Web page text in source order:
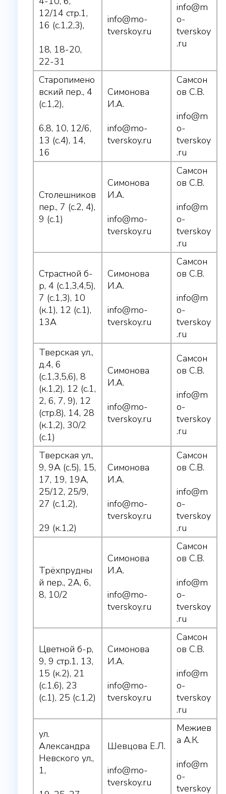
12/14 стр.1,
16 (с.1,2,3),
18, 18-20,
22-31
info@mo-
tverskoy.ru
info@m
o-
tverskoy
.ru
Старопимено
вский пер., 4
(с.1,2),
6,8, 10, 12/6,
13 (с.4), 14,
16
Симонова
И.А.
info@mo-
tverskoy.ru
Самсон
ов С.В.
info@m
o-
tverskoy
.ru
Столешников
пер., 7 (с.2, 4),
9 (с.1)
Симонова
И.А.
info@mo-
tverskoy.ru
Самсон
ов С.В.
info@m
o-
tverskoy
.ru
Страстной б-
р, 4 (с.1,3,4,5),
7 (с.1,3), 10
(к.1), 12 (с.1),
13А
Симонова
И.А.
info@mo-
tverskoy.ru
Самсон
ов С.В.
info@m
o-
tverskoy
.ru
Тверская ул.,
д.4, 6
(с.1,3,5,6), 8
(к.1,2), 12 (с.1,
2, 6, 7, 9), 12
(стр.8), 14, 28
(к.1,2), 30/2
(с.1)
Симонова
И.А.
info@mo-
tverskoy.ru
Самсон
ов С.В.
info@m
o-
tverskoy
.ru
Тверская ул.,
9, 9А (с.5), 15,
17, 19, 19А,
25/12, 25/9,
27 (с.1,2),
29 (к.1,2)
Симонова
И.А.
info@mo-
tverskoy.ru
Самсон
ов С.В.
info@m
o-
tverskoy
.ru
Трёхпрудны
й пер., 2А, 6,
8, 10/2
Симонова
И.А.
info@mo-
tverskoy.ru
Самсон
ов С.В.
info@m
o-
tverskoy
.ru
Цветной б-р,
9, 9 стр.1, 13,
15 (к.2), 21
(с.1,6), 23
(с.1), 25 (с.1,2)
Симонова
И.А.
info@mo-
tverskoy.ru
Самсон
ов С.В.
info@m
o-
tverskoy
.ru
ул.
Александра
Невского ул.,
1,
Шевцова Е.Л.
info@mo-
tverskoy.ru
Межиев
а А.К.
info@m
o-
tverskoy